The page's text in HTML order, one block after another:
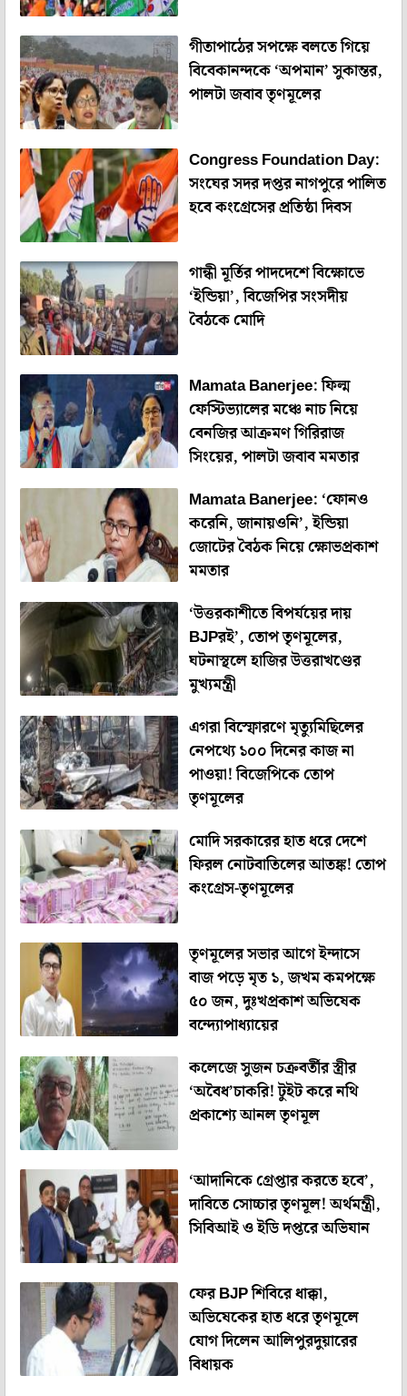
গীতাপাঠের সপক্ষে বলতে গিয়ে
বিবেকানন্দকে ‘অপমান’ সুকান্তর,
পালটা জবাব তৃণমূলের
Congress Foundation Day:
সংঘের সদর দপ্তর নাগপুরে পালিত
হবে কংগ্রেসের প্রতিষ্ঠা দিবস
গান্ধী মূর্তির পাদদেশে বিক্ষোভে
‘ইন্ডিয়া’, বিজেপির সংসদীয়
বৈঠকে মোদি
Mamata Banerjee: ফিল্ম
ফেস্টিভ্যালের মঞ্চে নাচ নিয়ে
বেনজির আক্রমণ গিরিরাজ
সিংয়ের, পালটা জবাব মমতার
Mamata Banerjee: ‘ফোনও
করেনি, জানায়ওনি’, ইন্ডিয়া
জোটের বৈঠক নিয়ে ক্ষোভপ্রকাশ
মমতার
‘উত্তরকাশীতে বিপর্যয়ের দায়
BJPরই’, তোপ তৃণমূলের,
ঘটনাস্থলে হাজির উত্তরাখণ্ডের
মুখ্যমন্ত্রী
এগরা বিস্ফোরণে মৃত্যুমিছিলের
নেপথ্যে ১০০ দিনের কাজ না
পাওয়া! বিজেপিকে তোপ
তৃণমূলের
মোদি সরকারের হাত ধরে দেশে
ফিরল নোটবাতিলের আতঙ্ক! তোপ
কংগ্রেস-তৃণমূলের
তৃণমূলের সভার আগে ইন্দাসে
বাজ পড়ে মৃত ১, জখম কমপক্ষে
৫০ জন, দুঃখপ্রকাশ অভিষেক
বন্দ্যোপাধ্যায়ের
কলেজে সুজন চক্রবর্তীর স্ত্রীর
‘অবৈধ’চাকরি! টুইট করে নথি
প্রকাশ্যে আনল তৃণমূল
‘আদানিকে গ্রেপ্তার করতে হবে’,
দাবিতে সোচ্চার তৃণমূল! অর্থমন্ত্রী,
সিবিআই ও ইডি দপ্তরে অভিযান
ফের BJP শিবিরে ধাক্কা,
অভিষেকের হাত ধরে তৃণমূলে
যোগ দিলেন আলিপুরদুয়ারের
বিধায়ক